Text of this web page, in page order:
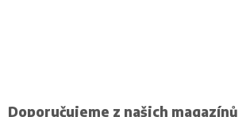
Doporučujeme z našich magazínů